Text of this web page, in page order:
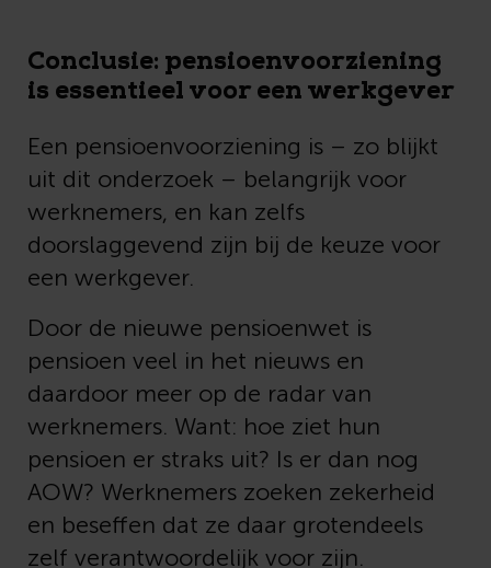
Conclusie: pensioenvoorziening
is essentieel voor een werkgever
Een pensioenvoorziening is – zo blijkt
uit dit onderzoek – belangrijk voor
werknemers, en kan zelfs
doorslaggevend zijn bij de keuze voor
een werkgever.
Door de nieuwe pensioenwet is
pensioen veel in het nieuws en
daardoor meer op de radar van
werknemers. Want: hoe ziet hun
pensioen er straks uit? Is er dan nog
AOW? Werknemers zoeken zekerheid
en beseffen dat ze daar grotendeels
zelf verantwoordelijk voor zijn.